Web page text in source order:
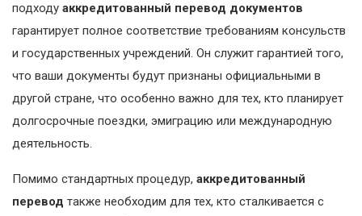
подходу аккредитованный перевод документов
гарантирует полное соответствие требованиям консульств
и государственных учреждений. Он служит гарантией того,
что ваши документы будут признаны официальными в
другой стране, что особенно важно для тех, кто планирует
долгосрочные поездки, эмиграцию или международную
деятельность.
Помимо стандартных процедур, аккредитованный
перевод также необходим для тех, кто сталкивается с